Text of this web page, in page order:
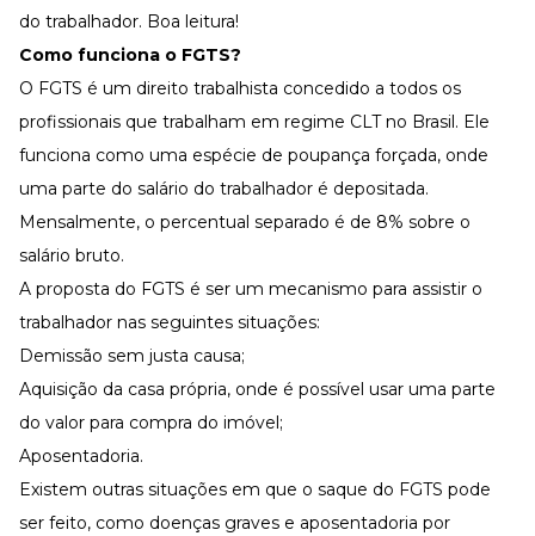
Kits
Materiais centralizados
Lives
Newsletters
do trabalhador. Boa leitura!
Como funciona o FGTS?
O FGTS é um direito trabalhista concedido a todos os
profissionais que trabalham em regime CLT no Brasil. Ele
funciona como uma espécie de poupança forçada, onde
uma parte do salário do trabalhador é depositada.
Mensalmente, o percentual separado é de 8% sobre o
salário bruto.
A proposta do FGTS é ser um mecanismo para assistir o
trabalhador nas seguintes situações:
Demissão sem justa causa;
Aquisição da casa própria, onde é possível usar uma parte
do valor para compra do imóvel;
Aposentadoria.
Existem outras situações em que o saque do FGTS pode
ser feito, como doenças graves e aposentadoria por